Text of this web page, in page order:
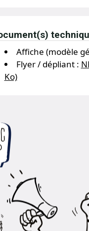
Affiche (modèle
Flyer / dépliant :
Ko)